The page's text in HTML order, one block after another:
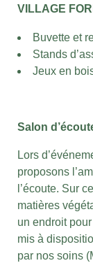
VILLAGE
Buvette et
Stands
Jeux en
Salon
Lors
proposons
l’écoute. Sur
matières
un endroit
mis à
par nos soins